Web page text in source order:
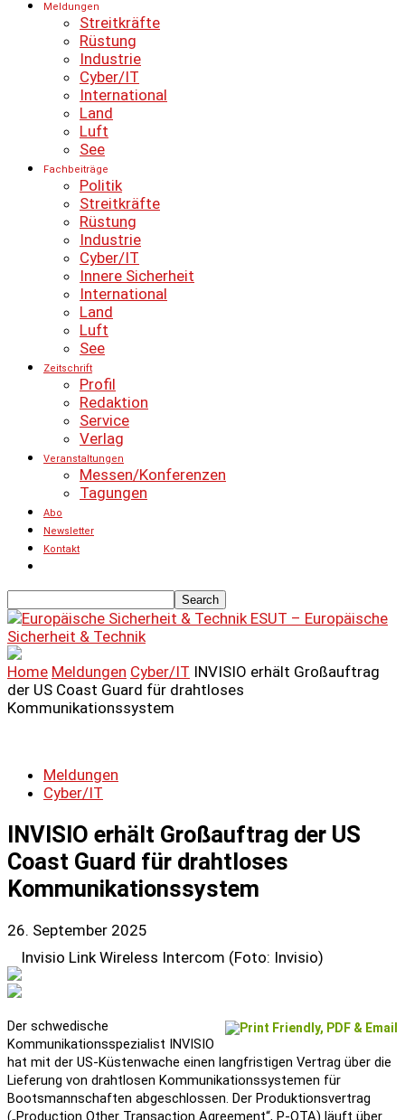
Meldungen
Streitkräfte
Rüstung
Industrie
Cyber/IT
International
Land
Luft
See
Fachbeiträge
Politik
Streitkräfte
Rüstung
Industrie
Cyber/IT
Innere Sicherheit
International
Land
Luft
See
Zeitschrift
Profil
Redaktion
Service
Verlag
Veranstaltungen
Messen/Konferenzen
Tagungen
Abo
Newsletter
Kontakt
ESUT – Europäische
Sicherheit & Technik
Home Meldungen Cyber/IT INVISIO erhält Großauftrag
der US Coast Guard für drahtloses
Kommunikationssystem
Meldungen
Cyber/IT
INVISIO erhält Großauftrag der US
Coast Guard für drahtloses
Kommunikationssystem
26. September 2025
Invisio Link Wireless Intercom (Foto: Invisio)
Der schwedische
Kommunikationsspezialist INVISIO
hat mit der US-Küstenwache einen langfristigen Vertrag über die
Lieferung von drahtlosen Kommunikationssystemen für
Bootsmannschaften abgeschlossen. Der Produktionsvertrag
(„Production Other Transaction Agreement“, P-OTA) läuft über